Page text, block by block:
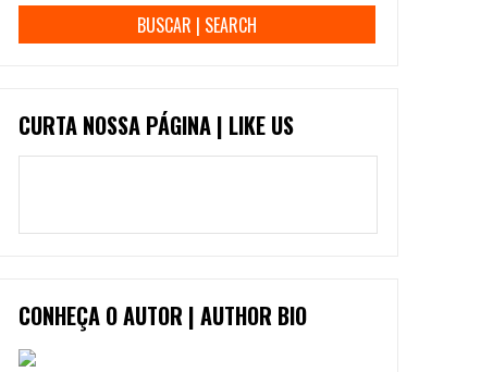
CURTA NOSSA PÁGINA | LIKE US
CONHEÇA O AUTOR | AUTHOR BIO